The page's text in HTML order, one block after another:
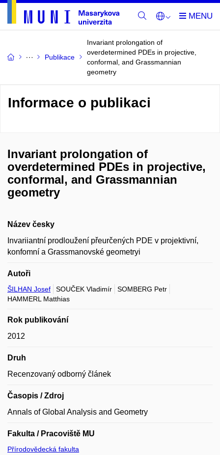
Publikace
Invariant prolongation of
overdetermined PDEs in projective,
conformal, and Grassmannian
geometry
Informace o publikaci
Invariant prolongation of
overdetermined PDEs in projective,
conformal, and Grassmannian
geometry
Název česky
Invariiantní prodloužení přeurčených PDE v projektivní,
konfomní a Grassmanovské geometryi
Autoři
ŠILHAN Josef SOUČEK Vladimír
SOMBERG Petr
HAMMERL Matthias
Rok publikování
2012
Druh
Recenzovaný odborný článek
Časopis / Zdroj
Annals of Global Analysis and Geometry
Fakulta / Pracoviště MU
Přírodovědecká fakulta